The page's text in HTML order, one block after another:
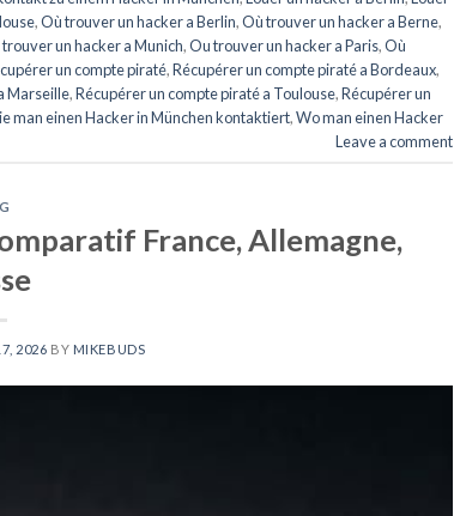
,Où trouver un hacker a Berlin,Où trouver un hacker a Berne,
un hacker a Munich,Ou trouver un hacker a Paris,Où
un compte piraté,Récupérer un compte piraté a Bordeaux,
Marseille,Récupérer un compte piraté a Toulouse,Récupérer un
man einen Hacker in München kontaktiert,Wo man einen Hacker
Leave a comment
France, Allemagne,
2026 BY MIKEBUDS